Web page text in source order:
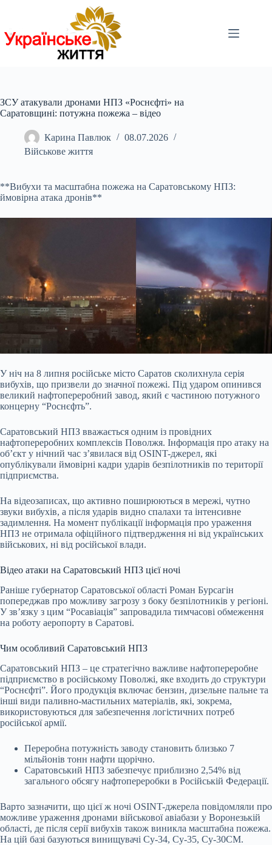
ЗСУ атакували дронами НПЗ «Роснєфті» на
Саратовщині: потужна пожежа – відео
Карина Павлюк
08.07.2026
Військове життя
**Вибухи та масштабна пожежа на Саратовському НПЗ:
ймовірна атака дронів**
У ніч на 8 липня російське місто Саратов сколихнула серія
вибухів, що призвели до значної пожежі. Під ударом опинився
великий нафтопереробний завод, який є частиною потужного
концерну “Роснєфть”.
Саратовський НПЗ вважається одним із провідних
нафтопереробних комплексів Поволжя. Інформація про атаку на
об’єкт у нічний час з’явилася від OSINT-джерел, які
опублікували ймовірні кадри ударів безпілотників по території
підприємства.
На відеозаписах, що активно поширюються в мережі, чутно
звуки вибухів, а після ударів видно спалахи та інтенсивне
задимлення. На момент публікації інформація про ураження
НПЗ не отримала офіційного підтвердження ні від українських
військових, ні від російської влади.
Відео атаки на Саратовський НПЗ цієї ночі
Раніше губернатор Саратовської області Роман Бурсагін
попереджав про можливу загрозу з боку безпілотників у регіоні.
У зв’язку з цим “Росавіація” запровадила тимчасові обмеження
на роботу аеропорту в Саратові.
Чим особливий Саратовський НПЗ
Саратовський НПЗ – це стратегічно важливе нафтопереробне
підприємство в російському Поволжі, яке входить до структури
“Роснєфті”. Його продукція включає бензин, дизельне пальне та
інші види паливно-мастильних матеріалів, які, зокрема,
використовуються для забезпечення логістичних потреб
російської армії.
Переробна потужність заводу становить близько 7
мільйонів тонн нафти щорічно.
Саратовський НПЗ забезпечує приблизно 2,54% від
загального обсягу нафтопереробки в Російській Федерації.
Варто зазначити, що цієї ж ночі OSINT-джерела повідомляли про
можливе ураження дронами військової авіабази у Воронезькій
області, де після серії вибухів також виникла масштабна пожежа.
На цій базі базуються винищувачі Су-34, Су-35, Су-30СМ.